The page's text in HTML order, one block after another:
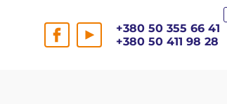
+380 50 355 66 41
+380 50 411 98 28